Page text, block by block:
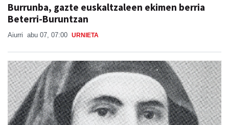
Burrunba, gazte euskaltzaleen ekimen berria
Beterri-Buruntzan
Aiurri abu 07, 07:00 URNIETA